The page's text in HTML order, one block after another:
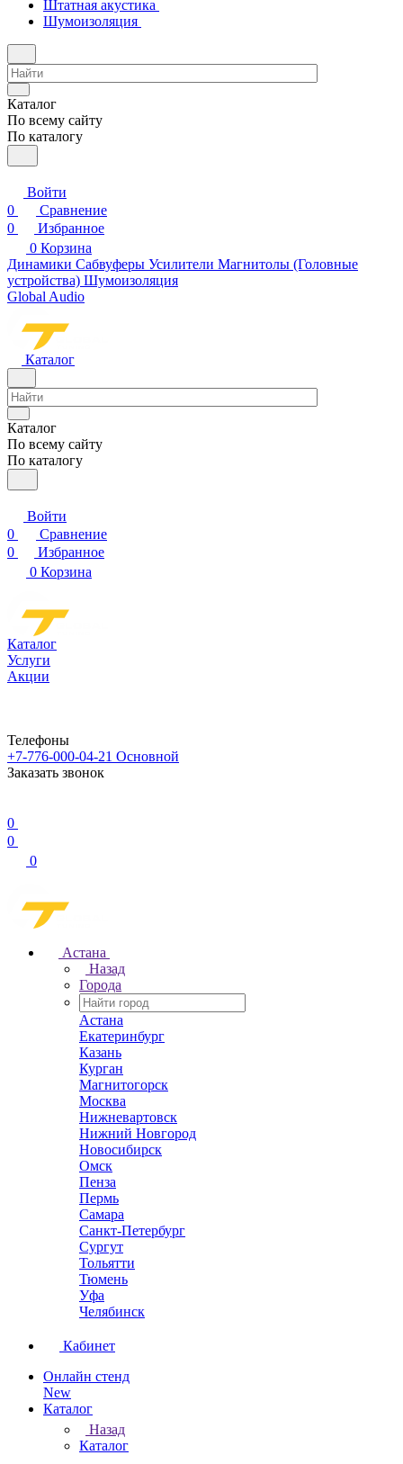
Штатная акустика
Шумоизоляция
Каталог
По всему сайту
По каталогу
Войти
0
Сравнение
0
Избранное
0 Корзина
Динамики Сабвуферы Усилители Магнитолы (Головные
устройства) Шумоизоляция
Global Audio
Каталог
Каталог
По всему сайту
По каталогу
Войти
0
Сравнение
0
Избранное
0 Корзина
Каталог
Услуги
Акции
Телефоны
+7-776-000-04-21 Основной
Заказать звонок
0
0
0
Астана
Назад
Города
Астана
Екатеринбург
Казань
Курган
Магнитогорск
Москва
Нижневартовск
Нижний Новгород
Новосибирск
Омск
Пенза
Пермь
Самара
Санкт-Петербург
Сургут
Тольятти
Тюмень
Уфа
Челябинск
Кабинет
Онлайн стенд
New
Каталог
Назад
Каталог